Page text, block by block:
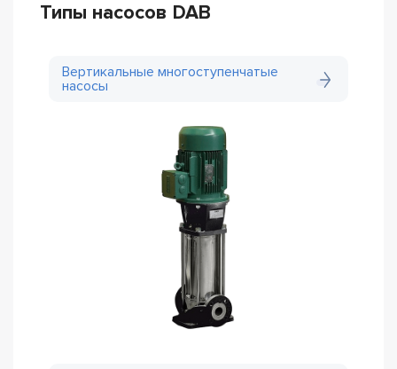
Типы насосов DAB
Вертикальные многоступенчатые
насосы